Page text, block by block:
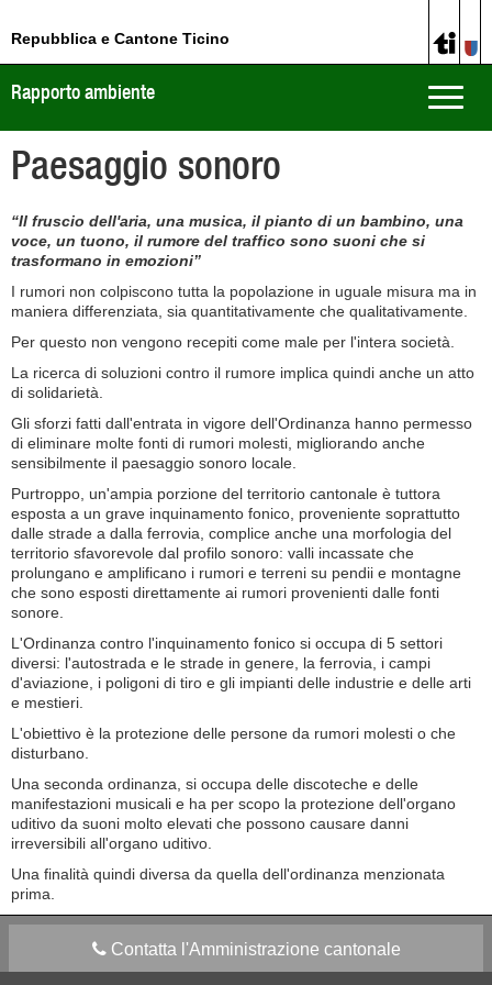
Repubblica e Cantone Ticino
Toggle
Rapporto ambiente
Paesaggio sonoro
“Il fruscio dell'aria, una musica, il pianto di un bambino, una
voce, un tuono, il rumore del traffico sono suoni che si
trasformano in emozioni”
I rumori non colpiscono tutta la popolazione in uguale misura ma in
maniera differenziata, sia quantitativamente che qualitativamente.
Per questo non vengono recepiti come male per l'intera società.
La ricerca di soluzioni contro il rumore implica quindi anche un atto
di solidarietà.
Gli sforzi fatti dall'entrata in vigore dell'Ordinanza hanno permesso
di eliminare molte fonti di rumori molesti, migliorando anche
sensibilmente il paesaggio sonoro locale.
Purtroppo, un'ampia porzione del territorio cantonale è tuttora
esposta a un grave inquinamento fonico, proveniente soprattutto
dalle strade a dalla ferrovia, complice anche una morfologia del
territorio sfavorevole dal profilo sonoro: valli incassate che
prolungano e amplificano i rumori e terreni su pendii e montagne
che sono esposti direttamente ai rumori provenienti dalle fonti
sonore.
L'Ordinanza contro l'inquinamento fonico si occupa di 5 settori
diversi: l'autostrada e le strade in genere, la ferrovia, i campi
d'aviazione, i poligoni di tiro e gli impianti delle industrie e delle arti
e mestieri.
L'obiettivo è la protezione delle persone da rumori molesti o che
disturbano.
Una seconda ordinanza, si occupa delle discoteche e delle
manifestazioni musicali e ha per scopo la protezione dell'organo
uditivo da suoni molto elevati che possono causare danni
irreversibili all'organo uditivo.
Una finalità quindi diversa da quella dell'ordinanza menzionata
prima.
Contatta l'Amministrazione cantonale